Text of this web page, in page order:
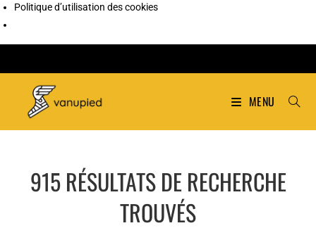
Politique d’utilisation des cookies
MENU
915RÉSULTATS DE RECHERCHE
TROUVÉS